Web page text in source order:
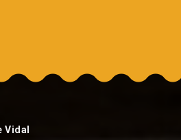
Vidal